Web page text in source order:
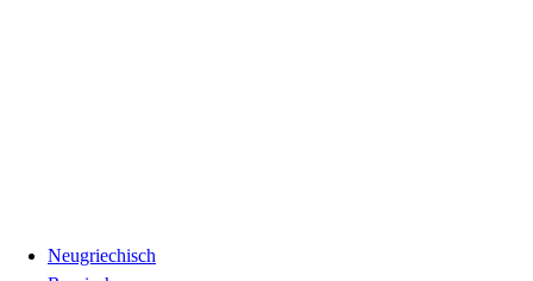
Neugriechisch